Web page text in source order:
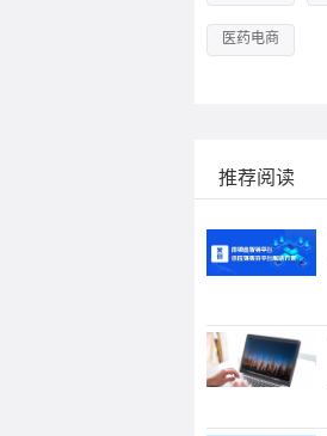
医药电商
推荐阅读